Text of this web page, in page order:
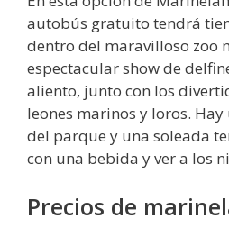
autobús gratuito tendrá
dentro del maravilloso zoo
espectacular show de
aliento, junto con los
leones marinos y loros.
del parque y una soleada
con una bebida y ver a los
Precios de